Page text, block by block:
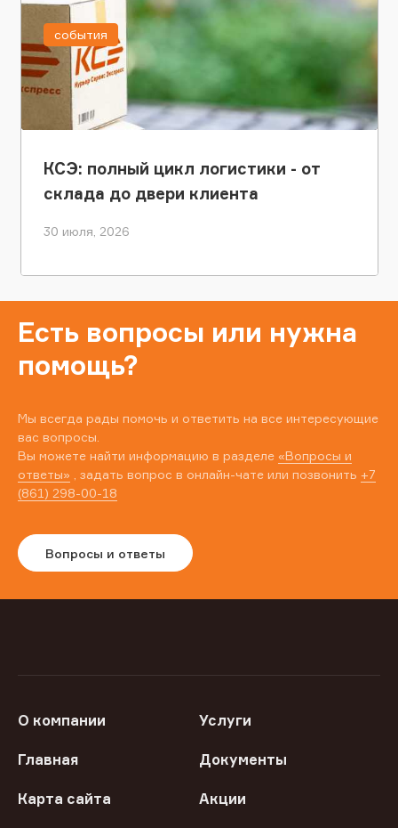
КСЭ: полный цикл логистики - от
склада до двери клиента
30 июля, 2026
события
Есть вопросы или нужна
помощь?
Мы всегда рады помочь и ответить на все интересующие
вас вопросы.
Вы можете найти информацию в разделе «Вопросы и
ответы» , задать вопрос в онлайн-чате или позвонить +7
(861) 298-00-18
Вопросы и ответы
О компании Услуги
Главная Документы
Карта сайта Акции